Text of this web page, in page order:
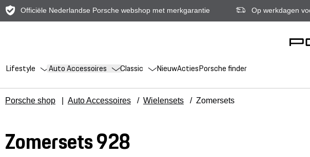
Officiële Nederlandse Porsche webshop met merkgarantie Op werkdagen
Lifestyle Auto Accessoires Classic NieuwActiesPorsche finder
Porsche shop Auto Accessoires / Wielensets / Zomersets
Zomersets 928